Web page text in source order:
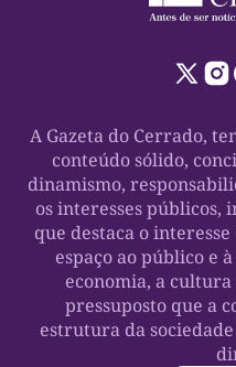
A Gazeta do Cerrado,
conteúdo sólido,
dinamismo,
os interesses públicos,
que destaca o
espaço ao público e
economia, a
pressuposto que a
estrutura da